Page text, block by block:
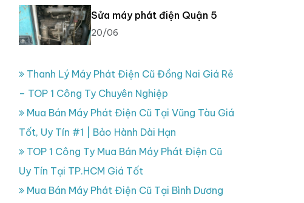
Sửa máy phát điện Quận 5
20/06
Thanh Lý Máy Phát Điện Cũ Đồng Nai Giá Rẻ
– TOP 1 Công Ty Chuyên Nghiệp
Mua Bán Máy Phát Điện Cũ Tại Vũng Tàu Giá
Tốt, Uy Tín #1 | Bảo Hành Dài Hạn
TOP 1 Công Ty Mua Bán Máy Phát Điện Cũ
Uy Tín Tại TP.HCM Giá Tốt
Mua Bán Máy Phát Điện Cũ Tại Bình Dương